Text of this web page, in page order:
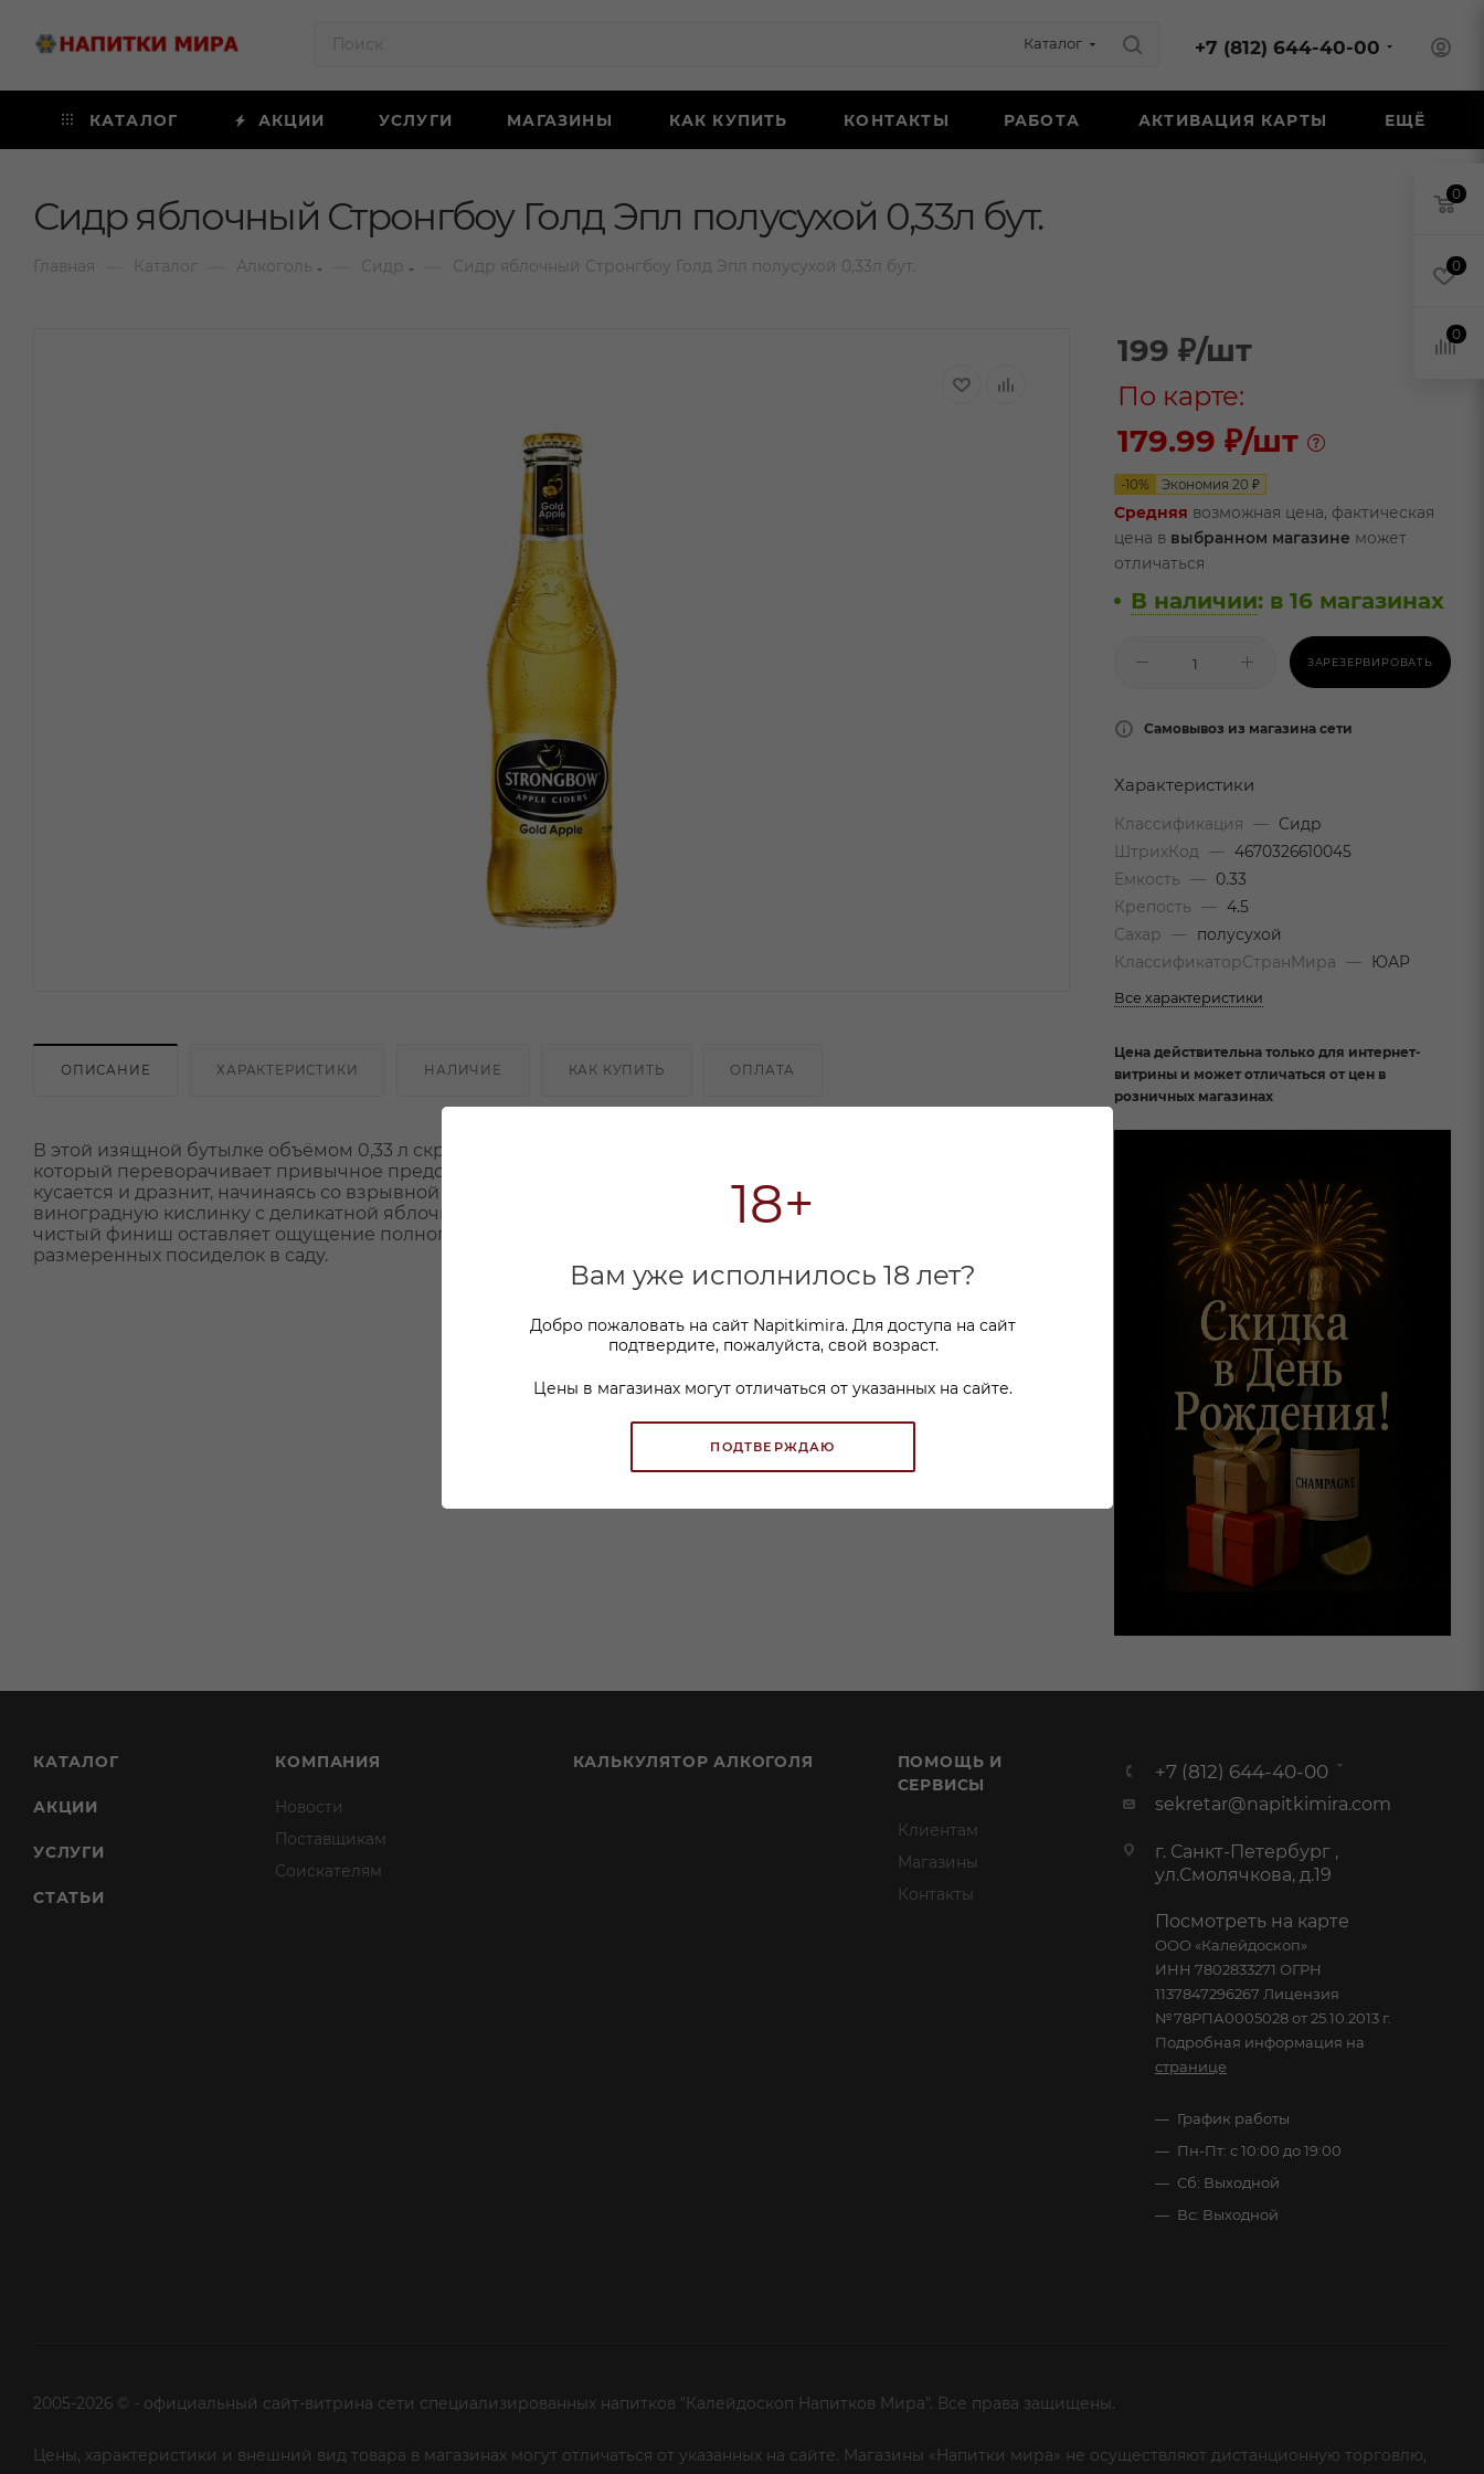
18+
Вам уже исполнилось 18 лет?
Добро пожаловать на сайт Napitkimira. Для доступа на сайт
подтвердите, пожалуйста, свой возраст.
Цены в магазинах могут отличаться от указанных на сайте.
ПОДТВЕРЖДАЮ
Каталог +7 (812) 644-40-00
КАТАЛОГ АКЦИИ УСЛУГИ МАГАЗИНЫ КАК КУПИТЬ КОНТАКТЫ РАБОТА АКТИВАЦИЯ КАРТЫ ЕЩЁ
Сидр яблочный Стронгбоу Голд Эпл полусухой 0,33л бут.
Главная Каталог Алкоголь Сидр Сидр яблочный Стронгбоу Голд Эпл полусухой 0,33л бут.
ОПИСАНИЕ ХАРАКТЕРИСТИКИ НАЛИЧИЕ КАК КУПИТЬ ОПЛАТА
В этой изящной бутылке объёмом 0,33 л скрывается истинный характер — полусухой Strongbow Gold Apple,
который переворачивает привычное представление о сидре. Забудьте о приторном варенье: этот эликсир
кусается и дразнит, начинаясь со взрывной свежести зелёных яблок и плавно перетекая в игривую, почти
виноградную кислинку с деликатной яблочной терпкостью. Тонкие пузырьки ласкают нёбо, а кристально
чистый финиш оставляет ощущение полного утоления жажды, идеально подходя для модных вечеринок или
размеренных посиделок в саду.
199 ₽/шт
По карте:
179.99 ₽/шт
-10% Экономия 20 ₽
Средняя возможная цена, фактическая
цена в выбранном магазине может
отличаться
В наличии: в 16 магазинах
ЗАРЕЗЕРВИРОВАТЬ
Самовывоз из магазина сети
Характеристики
Классификация —
Сидр
ШтрихКод
— 4670326610045
Емкость
—
0.33
Крепость
— 4.5
Сахар
—
полусухой
КлассификаторСтранМира
— ЮАР
Все характеристики
Цена действительна только для интернет-
витрины и может отличаться от цен в
розничных магазинах
КАТАЛОГ
АКЦИИ
УСЛУГИ
СТАТЬИ
КОМПАНИЯ
Новости
Поставщикам
Соискателям
КАЛЬКУЛЯТОР АЛКОГОЛЯ
ПОМОЩЬ И
СЕРВИСЫ
Клиентам
Магазины
Контакты
+7 (812) 644-40-00
sekretar@napitkimira.com
г. Санкт-Петербург ,
ул.Смолячкова, д.19
Посмотреть на карте
ООО «Калейдоскоп»
ИНН 7802833271 ОГРН
1137847296267 Лицензия
№78РПА0005028 от 25.10.2013 г.
Подробная информация на
странице
График работы
Пн-Пт: с 10:00 до 19:00
Сб: Выходной
Вс: Выходной
2005-2026 © - официальный сайт-витрина сети специализированных напитков "Калейдоскоп Напитков Мира". Все права защищены.
Цены, характеристики и внешний вид товара в магазинах могут отличаться от указанных на сайте. Магазины «Напитки мира» не осуществляют дистанционную торговлю,
0
0
0